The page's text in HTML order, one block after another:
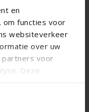
en
functies voor
websiteverkeer
over uw
partners voor
Deze
verstrekt of
van uw gebruik